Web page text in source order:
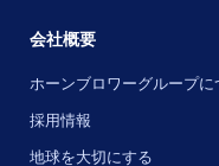
会社概要
ホーンブロワーグループに
採用情報
地球を大切にする